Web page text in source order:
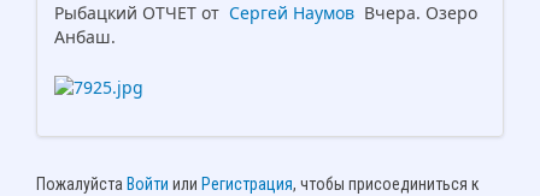
Рыбацкий ОТЧЕТ от Сергей Наумов Вчера. Озеро
Анбаш.
Пожалуйста Войти или Регистрация, чтобы присоединиться к